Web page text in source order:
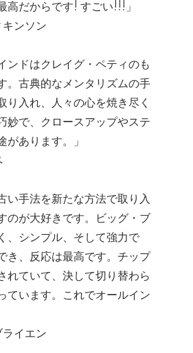
高だからです! すごい!!!」
ンソン
ンドはクレイグ・ペティのも
。古典的なメンタリズムの手
り入れ、人々の心を焼き尽く
妙で、クロースアップやステ
があります。」
い手法を新たな方法で取り入
のが大好きです。ビッグ・ブ
、シンプル、そして強力で
き、反応は最高です。チップ
れていて、決して切り替わら
ています。これでオールイン
イエン